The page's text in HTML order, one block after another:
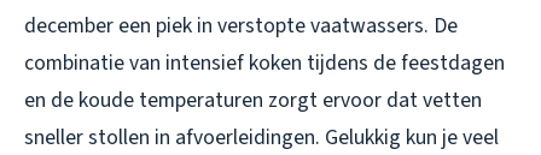
december een piek in verstopte vaatwassers. De
combinatie van intensief koken tijdens de feestdagen
en de koude temperaturen zorgt ervoor dat vetten
sneller stollen in afvoerleidingen. Gelukkig kun je veel